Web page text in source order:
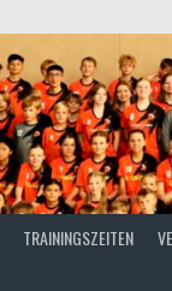
TRAININGSZEITEN